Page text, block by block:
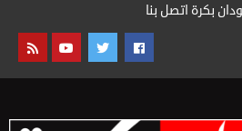
بكرة اتصل بنا